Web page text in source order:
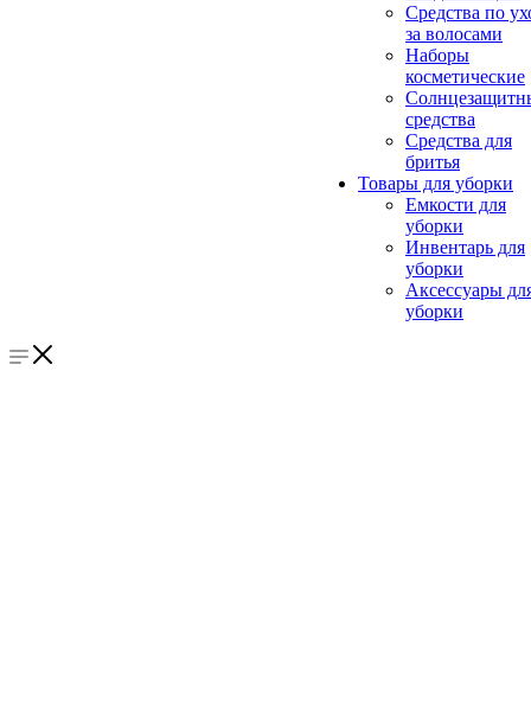
Средства по
за волосами
Наборы
косметические
средства
Средства для
бритья
Товары для уборки
Емкости для
уборки
Инвентарь для
уборки
Аксессуары
уборки